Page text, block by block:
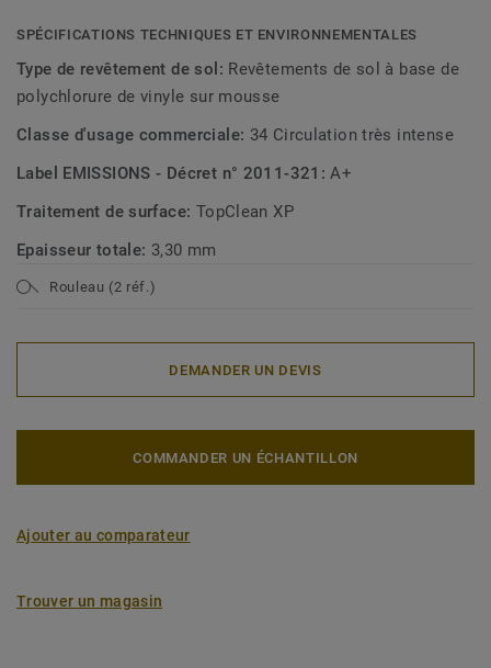
SPÉCIFICATIONS TECHNIQUES ET ENVIRONNEMENTALES
Type de revêtement de sol: Revêtements de sol à base de
polychlorure de vinyle sur mousse
Classe d'usage commerciale: 34 Circulation très intense
Label EMISSIONS - Décret n° 2011-321:A+
Traitement de surface: TopClean XP
Epaisseur totale: 3,30 mm
Rouleau (2 réf.)
DEMANDER UN DEVIS
COMMANDER UN ÉCHANTILLON
Ajouter au comparateur
Trouver un magasin